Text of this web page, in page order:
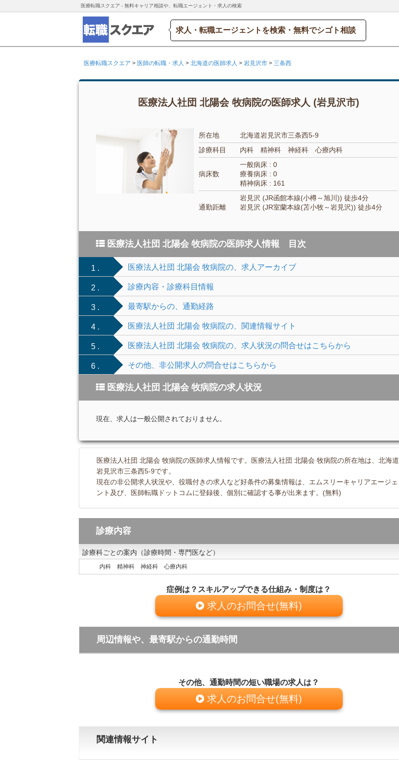
医療転職スクエア - 無料キャリア相談や、転職エージェント・求人の検索
求人・転職エージェントを検索・無料でシゴト相談
医療転職スクエア > 医師の転職・求人 > 北海道の医師求人 > 岩見沢市 > 三条西
医療法人社団 北陽会 牧病院の医師求人 (岩見沢市)
所在地
北海道岩見沢市三条西5-9
診療科目
内科 精神科 神経科 心療内科
病床数
一般病床 : 0
療養病床 : 0
精神病床 : 161
通勤距離
岩見沢 (JR函館本線(小樽～旭川)) 徒歩4分
岩見沢 (JR室蘭本線(苫小牧～岩見沢)) 徒歩4分
医療法人社団 北陽会 牧病院の医師求人情報 目次
1 . 医療法人社団 北陽会 牧病院の、求人アーカイブ
2 . 診療内容・診療科目情報
3 . 最寄駅からの、通勤経路
4 . 医療法人社団 北陽会 牧病院の、関連情報サイト
5 . 医療法人社団 北陽会 牧病院の、求人状況の問合せはこちらから
6 . その他、非公開求人の問合せはこちらから
医療法人社団 北陽会 牧病院の求人状況
現在、求人は一般公開されておりません。
医療法人社団 北陽会 牧病院の医師求人情報です。医療法人社団 北陽会 牧病院の所在地は、北海道
岩見沢市三条西5-9です。
現在の非公開求人状況や、役職付きの求人など好条件の募集情報は、エムスリーキャリアエージェ
ント及び、医師転職ドットコムに登録後、個別に確認する事が出来ます。(無料)
診療内容
診療科ごとの案内（診療時間・専門医など）
内科 精神科 神経科 心療内科
症例は？スキルアップできる仕組み・制度は？
求人のお問合せ(無料)
周辺情報や、最寄駅からの通勤時間
その他、通勤時間の短い職場の求人は？
求人のお問合せ(無料)
関連情報サイト